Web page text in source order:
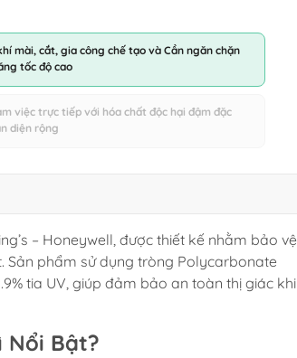
mài, cắt, gia công chế tạo và Cần ngăn chặn
tốc độ cao
việc trực tiếp với hóa chất độc hại đậm đặc
diện rộng
– Honeywell, được thiết kế nhằm bảo vệ
phẩm sử dụng tròng Polycarbonate
tia UV, giúp đảm bảo an toàn thị giác khi
Nổi Bật?